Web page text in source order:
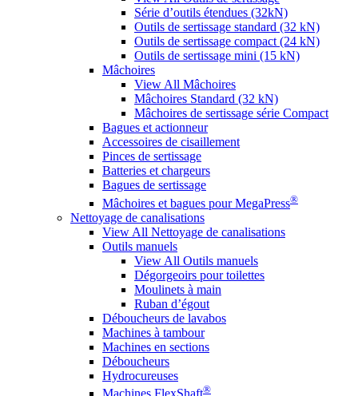
Série d’outils étendues (32kN)
Outils de sertissage standard (32 kN)
Outils de sertissage compact (24 kN)
Outils de sertissage mini (15 kN)
Mâchoires
View All Mâchoires
Mâchoires Standard (32 kN)
Mâchoires de sertissage série Compact
Bagues et actionneur
Accessoires de cisaillement
Pinces de sertissage
Batteries et chargeurs
Bagues de sertissage
Mâchoires et bagues pour MegaPress®
Nettoyage de canalisations
View All Nettoyage de canalisations
Outils manuels
View All Outils manuels
Dégorgeoirs pour toilettes
Moulinets à main
Ruban d’égout
Déboucheurs de lavabos
Machines à tambour
Machines en sections
Déboucheurs
Hydrocureuses
®